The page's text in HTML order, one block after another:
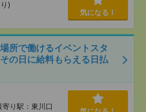
)
気になる！
所で働けるイベントスタ
の日に給料もらえる日払
り駅：東川口